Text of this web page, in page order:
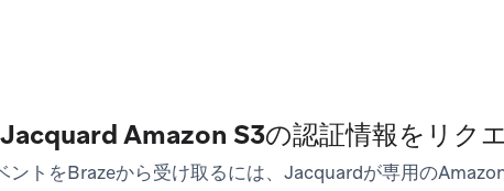
Amazon S3の認証情報をリク
ントをBrazeから受け取るには、Jacquardが専用の